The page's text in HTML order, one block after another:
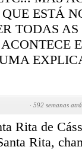
ESTÁ
TODAS
· 592 semanas
Rita de
Rita,